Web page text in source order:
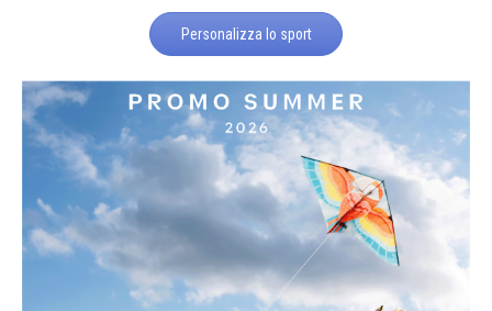
Personalizza lo sport